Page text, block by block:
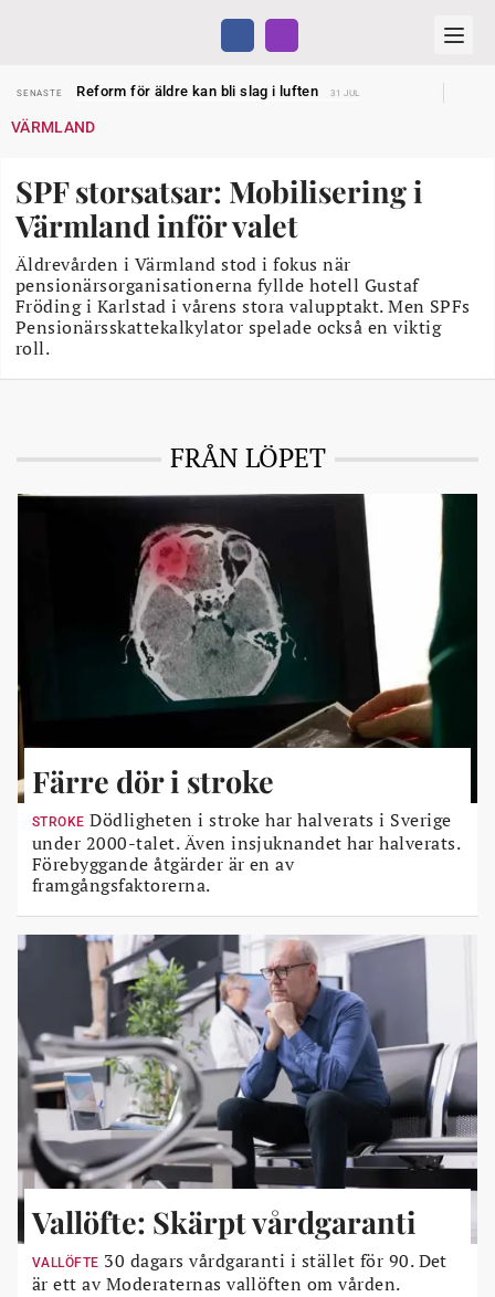
SENASTE
Reform för äldre kan bli slag i luften
31 JUL
SENASTE
Dom öppnar för rätt till garantipension
SENASTE
Liten höjning av garantipensionen
27 JUL
SENASTE
Sven Hagströmer sommarpratar
26 JUL
SENASTE
Reform för äldre kan bli slag i luften
VÄRMLAND
SPF storsatsar: Mobilisering i
Värmland inför valet
Äldrevården i Värmland stod i fokus när
pensionärsorganisationerna fyllde hotell Gustaf
Fröding i Karlstad i vårens stora valupptakt. Men SPFs
Pensionärsskattekalkylator spelade också en viktig
roll.
FRÅN LÖPET
Färre dör i stroke
STROKE Dödligheten i stroke har halverats i Sverige
under 2000-talet. Även insjuknandet har halverats.
Förebyggande åtgärder är en av
framgångsfaktorerna.
Vallöfte: Skärpt vårdgaranti
VALLÖFTE 30 dagars vårdgaranti i stället för 90. Det
är ett av Moderaternas vallöften om vården.